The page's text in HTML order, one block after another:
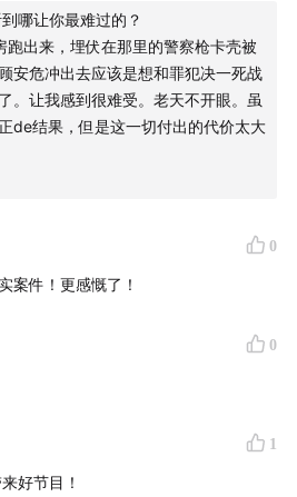
哪让你最难过的？
跑出来，埋伏在那里的警察枪卡壳被
安危冲出去应该是想和罪犯决一死战
。让我感到很难受。老天不开眼。虽
de结果，但是这一切付出的代价太大
0
案件！更感慨了！
0
1
好节目！